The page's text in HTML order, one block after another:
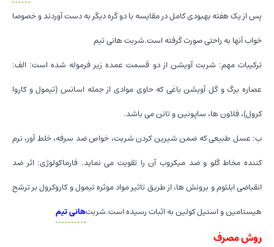
پس از یک هفته بهبودی کامل در مقایسه با دو گره دیگر به دست آوردند و خصوصا
خواب آنها به راحتی صورت گرفته است.شربت هانی تیم
ترکیبات مهم: شربت آویشن از دو قسمت عمده زیر فرموله شده است: الف:
عصاره برگ و گل آویشن باغی که حاوی موادی از جمله اسانس (تیمول و کاروا
کرول)، فلاون ها، ساپونین و تانن می باشد.
ب: عسل طبیعی که ضمن شیرین کردن شربت، خواص ضد سرفه، خلط آور، نرم
کننده مخاط گلو و ضد میکروب آن را تقویت می نماید. فارماکولوژی: اثر ضد
انقباضی ایلئوم و برونش ها، از طریق تاثیر مواد موثره تیمول و کاروکرول بر ترشح
هیستامین و استیل کولین به اثبات رسیده است.شربتهانی تیم
روش مصرف